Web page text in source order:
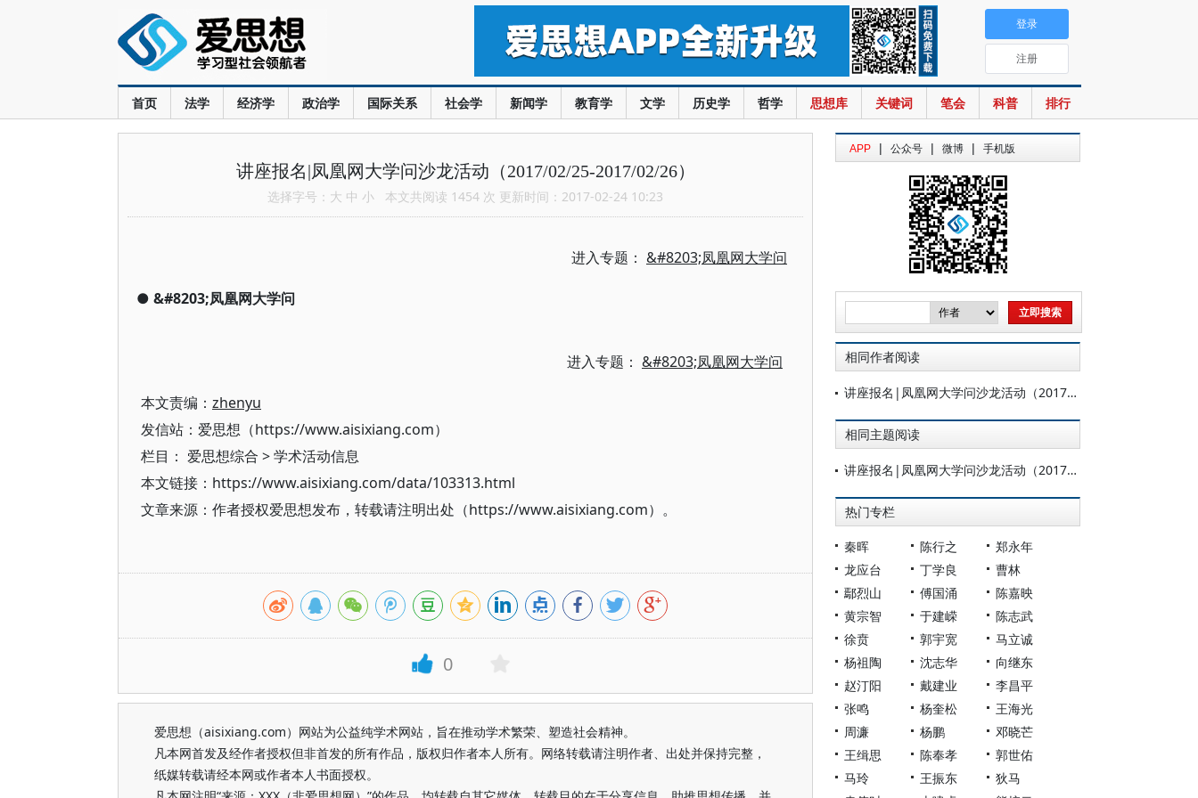
首页 法学 经济学 政治学 国际关系 社会学 新闻学 教育学 文学 历史学 哲学 思想库 关键词 笔会 科普 排行
登录
注册
讲座报名|凤凰网大学问沙龙活动（2017/02/25-2017/02/26）
选择字号： 大 中 小 本文共阅读 1454 次 更新时间：2017-02-24 10:23
进入专题： &#8203;凤凰网大学问
● &#8203;凤凰网大学问
进入专题： &#8203;凤凰网大学问
本文责编： zhenyu
发信站：爱思想（https://www.aisixiang.com）
栏目： 爱思想综合 >学术活动信息
本文链接：https://www.aisixiang.com/data/103313.html
文章来源：作者授权爱思想发布，转载请注明出处（https://www.aisixiang.com）。
0
爱思想（aisixiang.com）网站为公益纯学术网站，旨在推动学术繁荣、塑造社会精神。
凡本网首发及经作者授权但非首发的所有作品，版权归作者本人所有。网络转载请注明作者、出处并保持完整，
纸媒转载请经本网或作者本人书面授权。
APP | 公众号 | 微博 | 手机版
相同作者阅读
讲座报名|凤凰网大学问沙龙活动（2017/02/25-2017/02/26）
相同主题阅读
讲座报名|凤凰网大学问沙龙活动（2017/02/25-2017/02/26）
热门专栏
秦晖 陈行之
郑永年
龙应台
丁学良
曹林
鄢烈山
傅国涌
陈嘉映
黄宗智
于建嵘
陈志武
徐贲
郭宇宽
马立诚
杨祖陶
沈志华
向继东
赵汀阳
戴建业
李昌平
张鸣
杨奎松
王海光
周濂
杨鹏
邓晓芒
王缉思
陈奉孝
郭世佑
马玲
王振东
狄马